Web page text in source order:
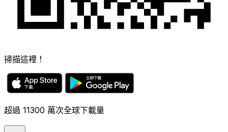
掃描這裡！
超過 11300 萬次全球下載量